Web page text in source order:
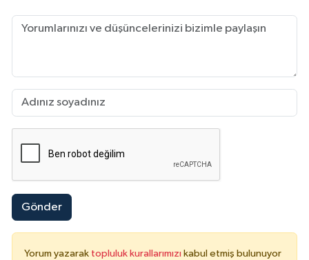
Gönder
Yorum yazarak topluluk kurallarımızı kabul etmiş bulunuyor